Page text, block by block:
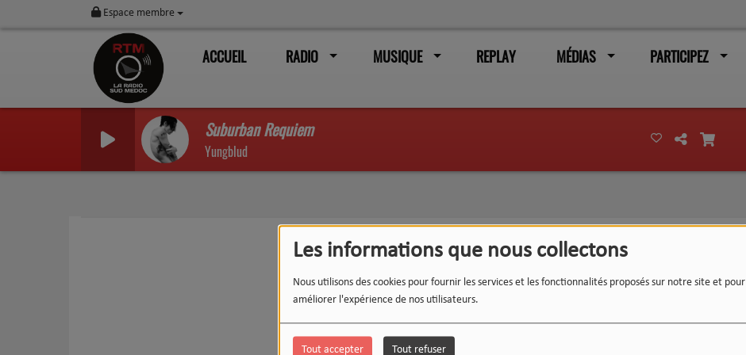
Les informations que nous collectons
Nous utilisons des cookies pour fournir les services et les fonctionnalités proposés sur notre site et pour
améliorer l'expérience de nos utilisateurs.
Tout accepter Tout refuser
Espace membre
ACCUEIL RADIO MUSIQUE REPLAY MÉDIAS PARTICIPEZ
Suburban Requiem
Yungblud